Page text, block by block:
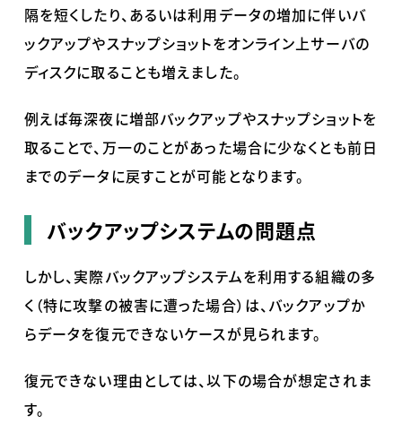
隔を短くしたり、あるいは利用データの増加に伴いバ
ックアップやスナップショットをオンライン上サーバの
ディスクに取ることも増えました。
例えば毎深夜に増部バックアップやスナップショットを
取ることで、万一のことがあった場合に少なくとも前日
までのデータに戻すことが可能となります。
バックアップシステムの問題点
しかし、実際バックアップシステムを利用する組織の多
く（特に攻撃の被害に遭った場合）は、バックアップか
らデータを復元できないケースが見られます。
復元できない理由としては、以下の場合が想定されま
す。